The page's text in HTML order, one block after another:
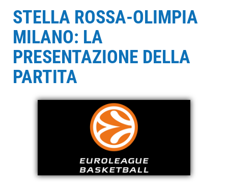
STELLA ROSSA-OLIMPIA
MILANO: LA
PRESENTAZIONE DELLA
PARTITA